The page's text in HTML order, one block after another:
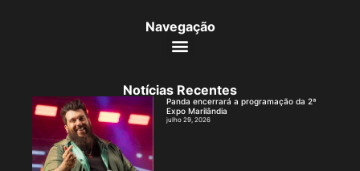
Navegação
Notícias Recentes
Panda encerrará a programação da 2ª
Expo Marilândia
julho 29, 2026